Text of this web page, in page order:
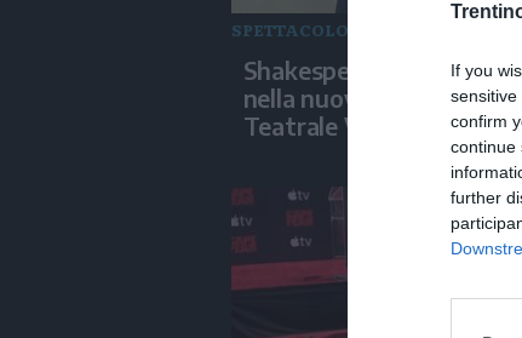
If you
confirm
continue
further
SPETTACOLO
Shakespeare, danza e
nella nuova edizione di
Teatrale Veronese